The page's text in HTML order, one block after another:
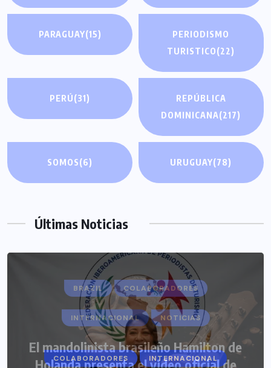
PARAGUAY(15)
PERIODISMO
TURISTICO(22)
PERÚ(31)
REPÚBLICA
DOMINICANA(217)
SOMOS(6) URUGUAY(78)
Últimas Noticias
COLABORADORES INTERNACIONAL